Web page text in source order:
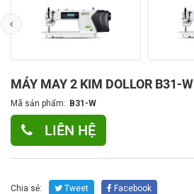
MÁY MAY 2 KIM DOLLOR B31-W
Mã sản phẩm: B31-W
LIÊN HỆ
Chia sẻ: Tweet Facebook